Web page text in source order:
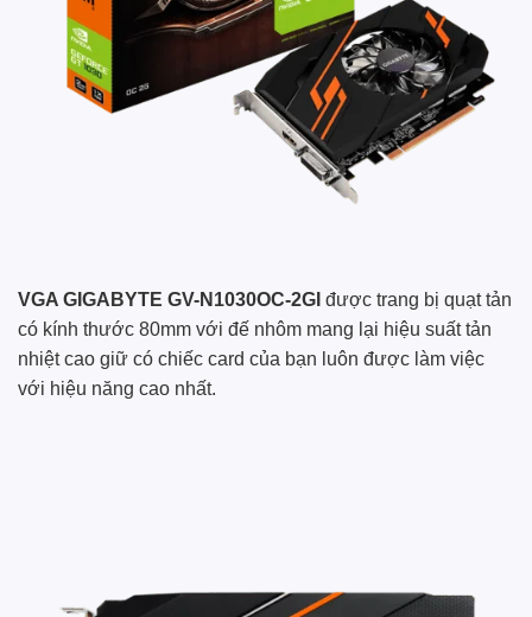
VGA GIGABYTE GV-N1030OC-2GI được trang bị quạt tản
có kính thước 80mm với đế nhôm mang lại hiệu suất tản
nhiệt cao giữ có chiếc card của bạn luôn được làm việc
với hiệu năng cao nhất.